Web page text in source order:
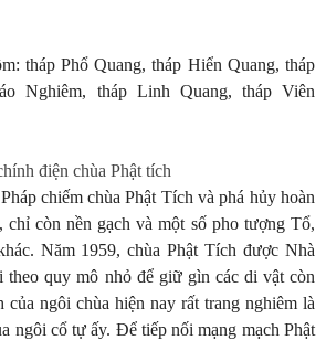
tháp Phổ Quang, tháp Hiển Quang, tháp
Nghiêm, tháp Linh Quang, tháp Viên
điện chùa Phật tích
chiếm chùa Phật Tích và phá hủy hoàn
chỉ còn nền gạch và một số pho tượng Tổ,
Năm 1959, chùa Phật Tích được Nhà
theo quy mô nhỏ để giữ gìn các di vật còn
của ngôi chùa hiện nay rất trang nghiêm là
ngôi cổ tự ấy. Để tiếp nối mạng mạch Phật